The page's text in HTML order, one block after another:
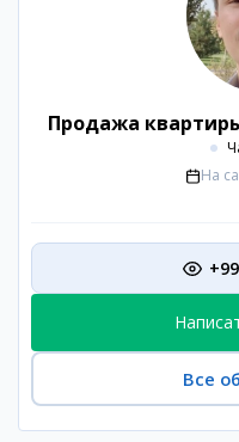
Продажа
На
Все